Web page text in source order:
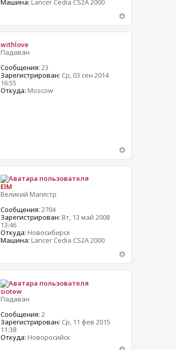
Машина: Lancer Cedia CS2A 2000
withlove
Падаван
Сообщения: 23
Зарегистрирован: Ср, 03 сен 2014
16:55
Откуда: Moscow
ElM
Великий Магистр
Сообщения: 2704
Зарегистрирован: Вт, 13 май 2008
13:46
Откуда: Новосибирск
Машина: Lancer Cedia CS2A 2000
siotew
Падаван
Сообщения: 2
Зарегистрирован: Ср, 11 фев 2015
11:38
Откуда: Новоросийск